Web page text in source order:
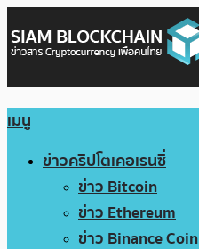
เมนู
ข่าวคริปโตเคอเรนซี่
ข่าว Bitcoin
ข่าว Ethereum
ข่าว Binance Coin